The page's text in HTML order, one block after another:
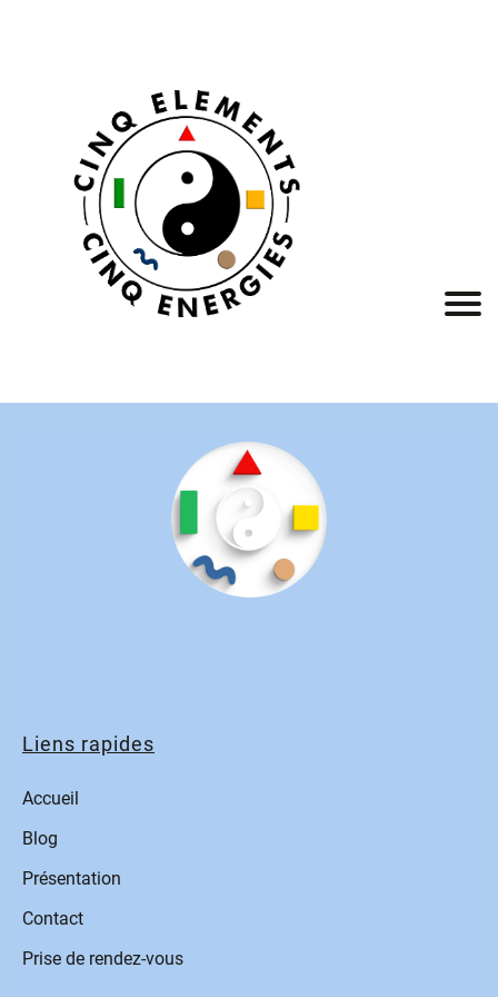
Liens rapides
Accueil
Blog
Présentation
Contact
Prise de rendez-vous